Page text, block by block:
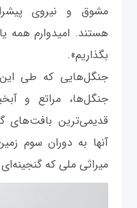
مشوق و نیروی
هستند. امیدوارم همه
بگذاریم».
جنگل‌هایی که طی
جنگل‌ها، مراتع و
قدیمی‌ترین بافت‌های
آنها به دوران سوم
میراثی ملی که